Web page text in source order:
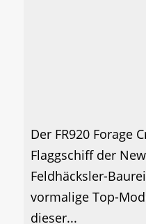
Der FR920 Forage
Flaggschiff der
Feldhäcksler-
vormalige Top-
dieser...